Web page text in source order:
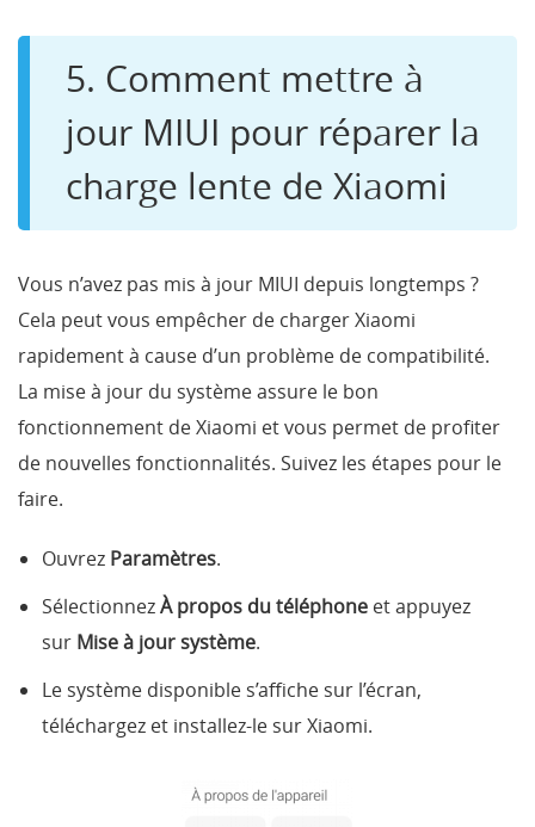
5. Comment mettre à
jour MIUI pour réparer la
charge lente de Xiaomi
Vous n’avez pas mis à jour MIUI depuis longtemps ?
Cela peut vous empêcher de charger Xiaomi
rapidement à cause d’un problème de compatibilité.
La mise à jour du système assure le bon
fonctionnement de Xiaomi et vous permet de profiter
de nouvelles fonctionnalités. Suivez les étapes pour le
faire.
Ouvrez Paramètres.
SélectionnezÀ propos du téléphone et appuyez
sur Mise à jour système.
Le système disponible s’affiche sur l’écran,
téléchargez et installez-le sur Xiaomi.